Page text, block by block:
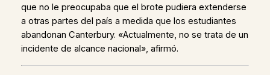
que no le preocupaba que el brote pudiera extenderse
a otras partes del país a medida que los estudiantes
abandonan Canterbury. «Actualmente, no se trata de un
incidente de alcance nacional», afirmó.